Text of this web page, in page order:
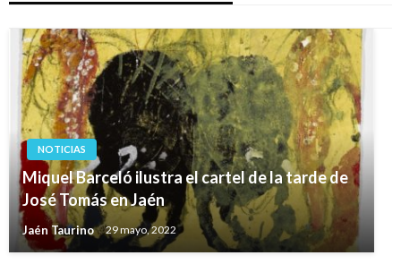
NOTICIAS
Miquel Barceló ilustra el cartel de la tarde de
José Tomás en Jaén
Jaén Taurino 29 mayo, 2022